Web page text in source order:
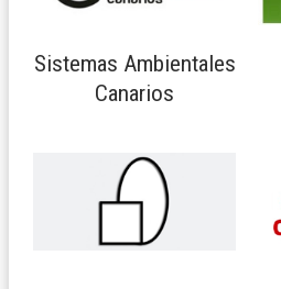
Sistemas Ambientales
Canarios